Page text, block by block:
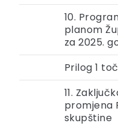
10.
planom
za 2025.
Prilog 1
11.
promjena
skupštine